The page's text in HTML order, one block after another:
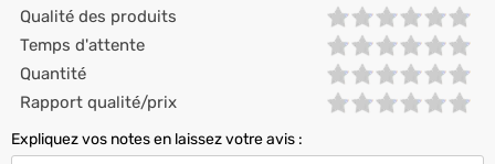
Qualité des produits
Temps d'attente
Quantité
Rapport qualité/prix
Expliquez vos notes en laissez votre avis :